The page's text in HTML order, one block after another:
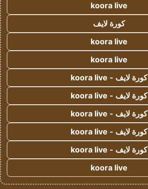
koora live
كورة لايف
koora live
koora live
كورة لايف - koora live
كورة لايف - koora live
كورة لايف - koora live
كورة لايف - koora live
كورة لايف - koora live
koora live